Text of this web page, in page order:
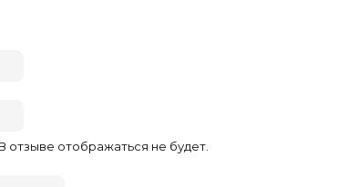
отзыве отображаться не будет.